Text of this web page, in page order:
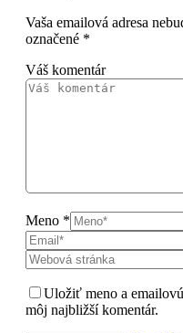
Vaša emailová adresa
označené *
Váš komentár
Meno *
Uložiť meno a
môj najbližší komentár.